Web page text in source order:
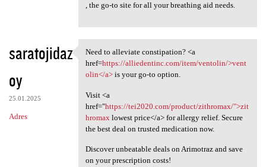
, the go-to site for all your breathing aid needs.
saratojidaz
oy
25.01.2025
Adres
Need to alleviate
Need to alleviate constipation? <a
href=https://alliedentinc.com/item/ventolin/>vent
olin</a>is your go-to option.
Visit <a
href="https://tei2020.com/product/zithromax/">zit
hromax lowest price</a> for allergy relief. Secure
the best deal on trusted medication now.
Discover unbeatable deals on Arimotraz and save
on your prescription costs!